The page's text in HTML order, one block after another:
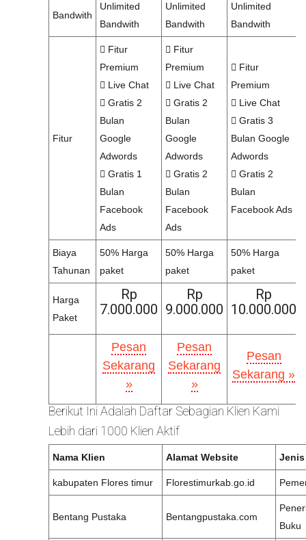
Bandwith
Unlimited
Bandwith
Unlimited
Bandwith
Unlimited
Bandwith
Fitur
Fitur
Premium
Live Chat
Gratis 2
Bulan
Google
Adwords
Gratis 1
Bulan
Facebook
Ads
Fitur
Premium
Live Chat
Gratis 2
Bulan
Google
Adwords
Gratis 2
Bulan
Facebook
Ads
Fitur
Premium
Live Chat
Gratis 3
Bulan Google
Adwords
Gratis 2
Bulan
Facebook Ads
Biaya
Tahunan
50% Harga
paket
50% Harga
paket
50% Harga
paket
Harga
Paket
Rp
7.000.000
Rp
9.000.000
Rp
10.000.000
Pesan
Sekarang
»
Pesan
Sekarang
»
Pesan
Sekarang »
Berikut Ini Adalah Daftar Sebagian Klien Kami
Lebih dari 1000 Klien Aktif
Nama Klien Alamat Website Jenis
kabupaten Flores timur Florestimurkab.go.id
Bentang Pustaka Bentangpustaka.com
Buku